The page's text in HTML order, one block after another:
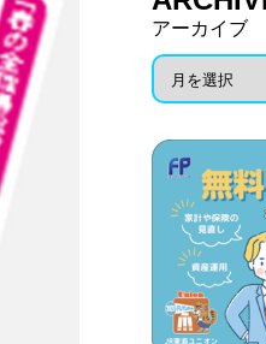
アーカイブ